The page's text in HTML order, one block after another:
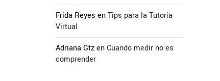
Frida Reyes enTips para la Tutoría
Virtual
Adriana GtzenCuando medir no es
comprender